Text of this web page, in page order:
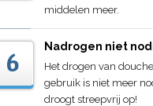
middelen meer.
6
Nadrogen niet
Het drogen van
gebruik is niet meer
droogt streepvrij op!